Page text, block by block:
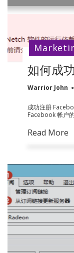
如何成
Warrior John
成功注册
Facebook 帐户
Read More